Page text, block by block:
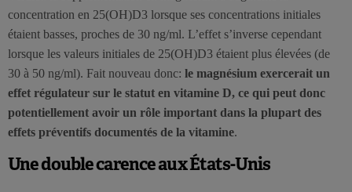
concentration en 25(OH)D3 lorsque ses concentrations initiales
étaient basses, proches de 30 ng/ml. L’effet s’inverse cependant
lorsque les valeurs initiales de 25(OH)D3 étaient plus élevées (de
30 à 50 ng/ml). Fait nouveau donc: le magnésium exercerait un
effet régulateur sur le statut en vitamine D, ce qui peut donc
potentiellement avoir un rôle important dans la plupart des
effets préventifs documentés de la vitamine.
Une double carence aux États-Unis